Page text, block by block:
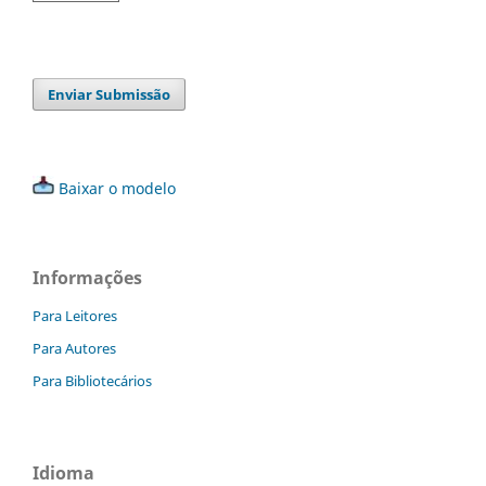
Enviar Submissão
Baixar o modelo
Informações
Para Leitores
Para Autores
Para Bibliotecários
Idioma